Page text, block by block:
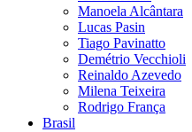
Manoela Alcântara
Lucas Pasin
Tiago Pavinatto
Demétrio Vecchioli
Reinaldo Azevedo
Milena Teixeira
Rodrigo França
Brasil